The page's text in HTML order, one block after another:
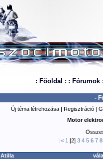
: Főoldal : : Fórumok :
-
Új téma létrehozása | Regisztráció |
Motor
|< 1 [2] 3 4 5 6 7 8
Atilla